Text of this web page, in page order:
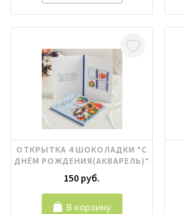
ОТКРЫТКА 4 ШОКОЛАДКИ "С
ДНЁМ РОЖДЕНИЯ(АКВАРЕЛЬ)"
150 руб.
В корзину